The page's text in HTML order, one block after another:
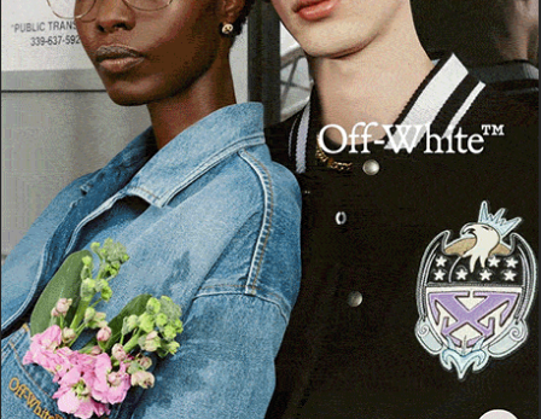
Leggi le altre notizie suLogudorolive.it
Segui Logudorolive anche da Facebook
Facebook
WhatsApp
Telegram
EmailThreads